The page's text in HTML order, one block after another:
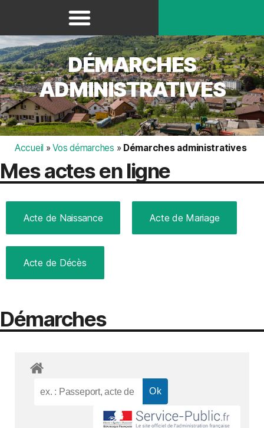
DÉMARCHES
ADMINISTRATIVES
Accueil »Vos démarches » Démarches administratives
Mes actes en ligne
Acte de Naissance Acte de Mariage
Acte de Décès
Démarches